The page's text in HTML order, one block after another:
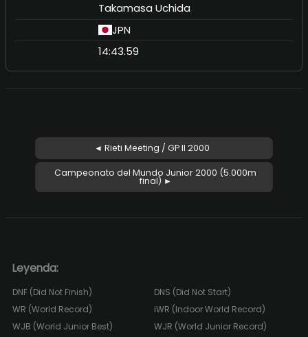
Takamasa Uchida
JPN
14:43.59
◄ Rieti Meeting / GP II 2000
Campeonato del Mundo Junior 2000 (5.000m
final) ►
Leyenda:
DNF (Did Not Finish)
DNS (Did Not Start)
WR (World Record)
iWR (Indoor World Record)
WJB (World Junior Best)
WJR (World Junior Record)